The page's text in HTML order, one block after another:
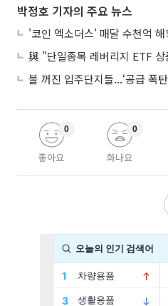
박정호 기자의 주요 뉴스
'코인 엑소더스' 매달 수천억
불 꺼진 입주단지들...‘공급 폭
좋아요
0
화나요
0